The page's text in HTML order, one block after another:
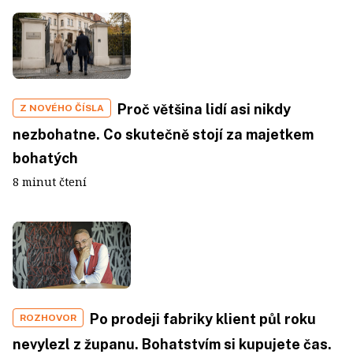
Z NOVÉHO ČÍSLA
Proč většina lidí asi nikdy
nezbohatne. Co skutečně stojí za majetkem
bohatých
8 minut čtení
ROZHOVOR
Po prodeji fabriky klient půl roku
nevylezl z županu. Bohatstvím si kupujete čas.